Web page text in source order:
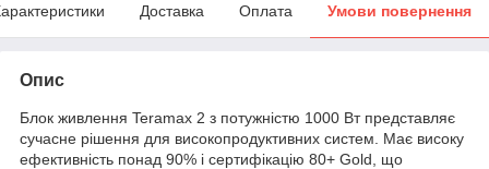
Доставка Оплата Умови повернення
Опис
Блок живлення Teramax 2 з потужністю 1000 Вт представляє
сучасне рішення для високопродуктивних систем. Має високу
ефективність понад 90% і сертифікацію 80+ Gold, що